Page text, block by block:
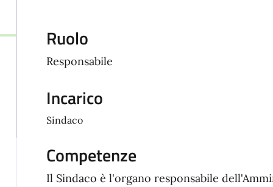
Ruolo
Responsabile
Incarico
Sindaco
Competenze
Il Sindaco è l'organo responsabile